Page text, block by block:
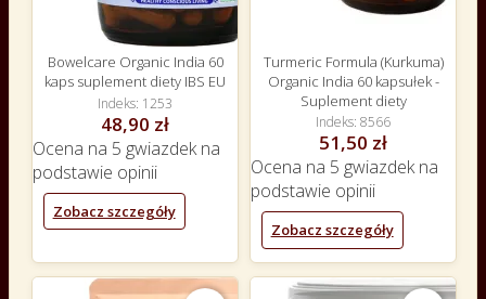
Bowelcare Organic India 60
kaps suplement diety IBS EU
Indeks 1253
48,90 zł
Ocena na 5 gwiazdek na
podstawie opinii
Zobacz szczegóły
Turmeric Formula (Kurkuma)
Organic India 60 kapsułek -
Suplement diety
Indeks 8566
51,50 zł
Ocena na 5 gwiazdek na
podstawie opinii
Zobacz szczegóły